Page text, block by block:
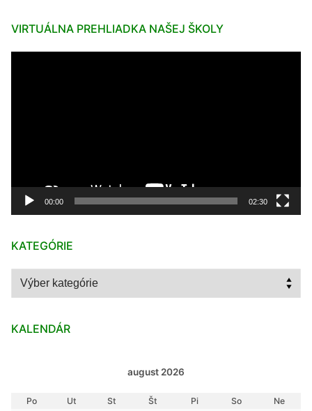
VIRTUÁLNA PREHLIADKA NAŠEJ ŠKOLY
00:00 02:30
KATEGÓRIE
Kategórie
KALENDÁR
august 2026
Po Ut St Št Pi So
Ne